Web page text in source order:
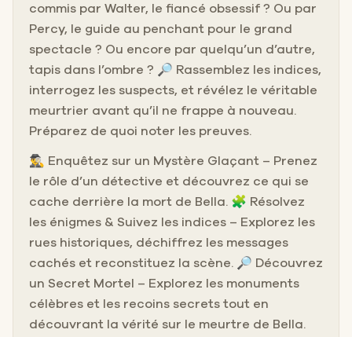
commis par Walter, le fiancé obsessif ? Ou par
Percy, le guide au penchant pour le grand
spectacle ? Ou encore par quelqu’un d’autre,
tapis dans l’ombre ? 🔎 Rassemblez les indices,
interrogez les suspects, et révélez le véritable
meurtrier avant qu’il ne frappe à nouveau.
Préparez de quoi noter les preuves.
🕵️‍♂️ Enquêtez sur un Mystère Glaçant – Prenez
le rôle d’un détective et découvrez ce qui se
cache derrière la mort de Bella. 🧩 Résolvez
les énigmes & Suivez les indices – Explorez les
rues historiques, déchiffrez les messages
cachés et reconstituez la scène. 🔎 Découvrez
un Secret Mortel – Explorez les monuments
célèbres et les recoins secrets tout en
découvrant la vérité sur le meurtre de Bella.